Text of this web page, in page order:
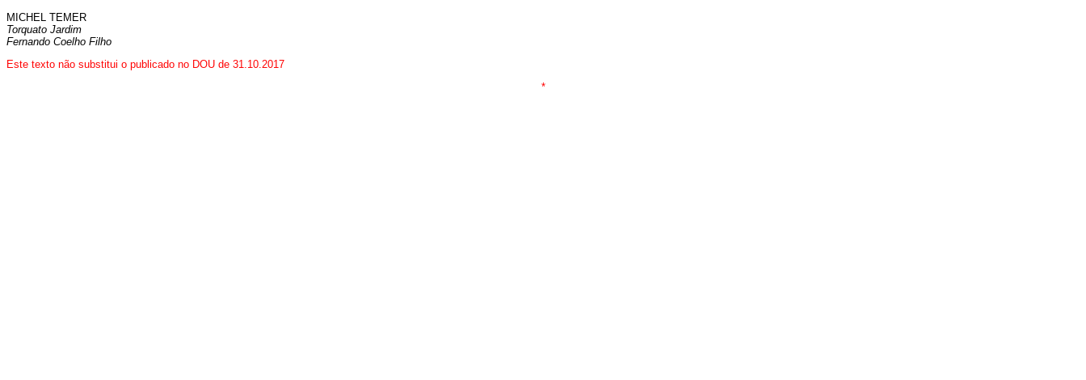
MICHEL TEMER
Torquato Jardim
Fernando Coelho Filho
Este texto não substitui o publicado no DOU de 31.10.2017
*